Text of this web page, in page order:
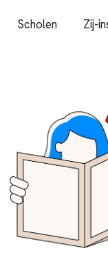
Scholen Zij-